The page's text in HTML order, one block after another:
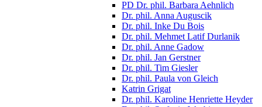
PD Dr. phil. Barbara Aehnlich
Dr. phil. Anna Auguscik
Dr. phil. Inke Du Bois
Dr. phil. Mehmet Latif Durlanik
Dr. phil. Anne Gadow
Dr. phil. Jan Gerstner
Dr. phil. Tim Giesler
Dr. phil. Paula von Gleich
Katrin Grigat
Dr. phil. Karoline Henriette Heyder